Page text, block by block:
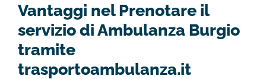
Vantaggi nel Prenotare il
servizio di Ambulanza Burgio
tramite
trasportoambulanza.it